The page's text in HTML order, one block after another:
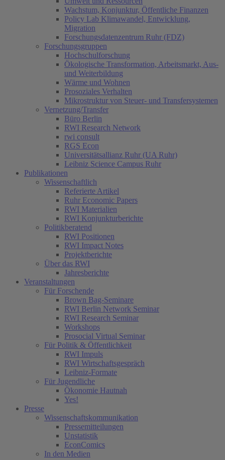
Wachstum, Konjunktur, Öffentliche Finanzen
Policy Lab Klimawandel, Entwicklung,
Migration
Forschungsdatenzentrum Ruhr (FDZ)
Forschungsgruppen
Hochschulforschung
Ökologische Transformation, Arbeitsmarkt, Aus-
und Weiterbildung
Wärme und Wohnen
Prosoziales Verhalten
Mikrostruktur von Steuer- und Transfersystemen
Vernetzung/Transfer
Büro Berlin
RWI Research Network
rwi consult
RGS Econ
Universitätsallianz Ruhr (UA Ruhr)
Leibniz Science Campus Ruhr
Publikationen
Wissenschaftlich
Referierte Artikel
Ruhr Economic Papers
RWI Materialien
RWI Konjunkturberichte
Politikberatend
RWI Positionen
RWI Impact Notes
Projektberichte
Über das RWI
Jahresberichte
Veranstaltungen
Für Forschende
Brown Bag-Seminare
RWI Berlin Network Seminar
RWI Research Seminar
Workshops
Prosocial Virtual Seminar
Für Politik & Öffentlichkeit
RWI Impuls
RWI Wirtschaftsgespräch
Leibniz-Formate
Für Jugendliche
Ökonomie Hautnah
Yes!
Presse
Wissenschaftskommunikation
Pressemitteilungen
Unstatistik
EconComics
In den Medien